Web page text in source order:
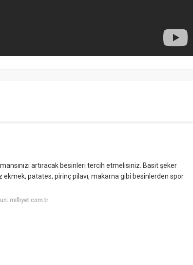
artıracak besinleri tercih etmelisiniz. Basit şeker
patates, pirinç pilavı, makarna gibi besinlerden spor
milliyet.com.tr